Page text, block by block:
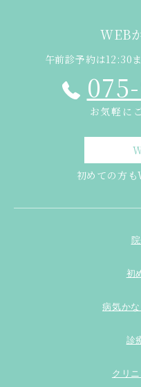
WEB
午前診予約は12:30
お気軽に
初めての方も
初
病気か
診
クリ